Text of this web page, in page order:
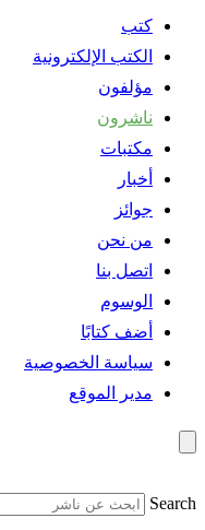
كتب
الكتب الإلكترونية
مؤلفون
ناشرون
مكتبات
أخبار
جوائز
من نحن
اتصل بنا
الوسوم
أضف كتابًا
سياسة الخصوصية
مدير الموقع
Search